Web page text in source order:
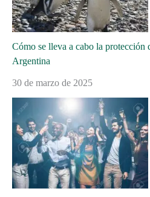
Cómo se lleva a cabo la protección
Argentina
30 de marzo de 2025